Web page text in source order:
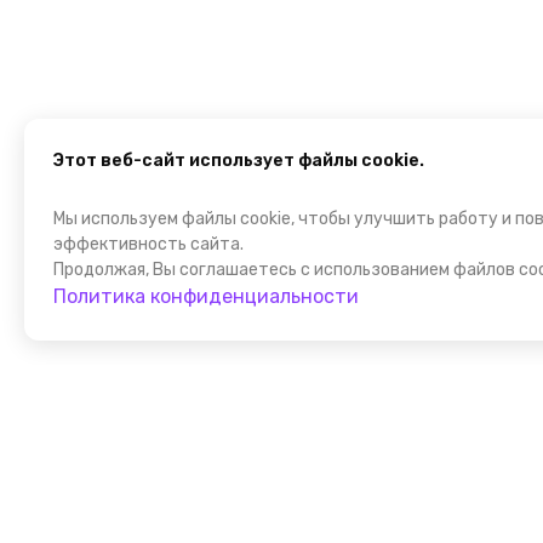
Этот веб-сайт использует файлы cookie.
Мы используем файлы cookie, чтобы улучшить работу и
эффективность сайта.
Продолжая, Вы соглашаетесь с использованием файлов
Политика конфиденциальности